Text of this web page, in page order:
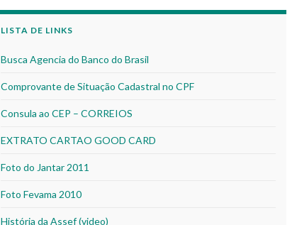
LISTA DE LINKS
Busca Agencia do Banco do Brasil
Comprovante de Situação Cadastral no CPF
Consula ao CEP – CORREIOS
EXTRATO CARTAO GOOD CARD
Foto do Jantar 2011
Foto Fevama 2010
História da Assef (video)